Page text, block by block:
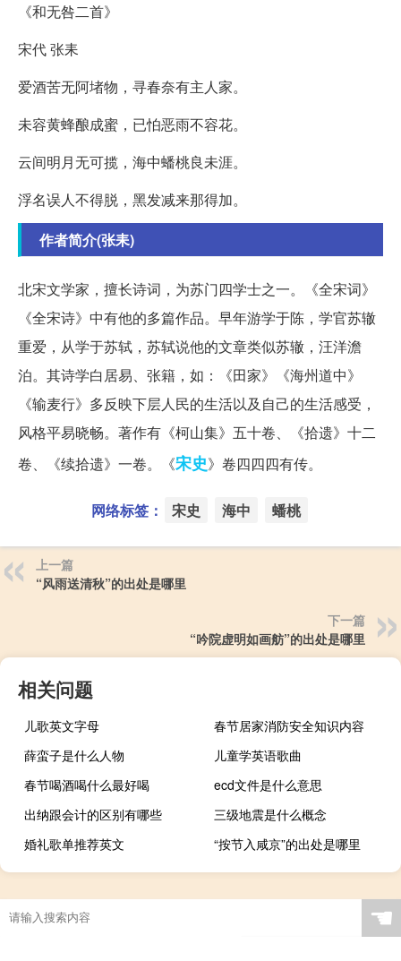
《和无咎二首》
宋代 张耒
爱酒苦无阿堵物，寻春奈有主人家。
未容黄蜂酿成蜜，已怕恶雨不容花。
云间明月无可揽，海中蟠桃良未涯。
浮名误人不得脱，黑发减来那得加。
作者简介(张耒)
北宋文学家，擅长诗词，为苏门四学士之一。《全宋词》
《全宋诗》中有他的多篇作品。早年游学于陈，学官苏辙
重爱，从学于苏轼，苏轼说他的文章类似苏辙，汪洋澹
泊。其诗学白居易、张籍，如：《田家》《海州道中》
《输麦行》多反映下层人民的生活以及自己的生活感受，
风格平易晓畅。著作有《柯山集》五十卷、《拾遗》十二
卷、《续拾遗》一卷。《宋史》卷四四四有传。
网络标签： 宋史 海中 蟠桃
上一篇
“风雨送清秋”的出处是哪里
下一篇
“吟院虚明如画舫”的出处是哪里
相关问题
儿歌英文字母
春节居家消防安全知识内容
薛蛮子是什么人物
儿童学英语歌曲
春节喝酒喝什么最好喝
ecd文件是什么意思
出纳跟会计的区别有哪些
三级地震是什么概念
婚礼歌单推荐英文
“按节入咸京”的出处是哪里
☚